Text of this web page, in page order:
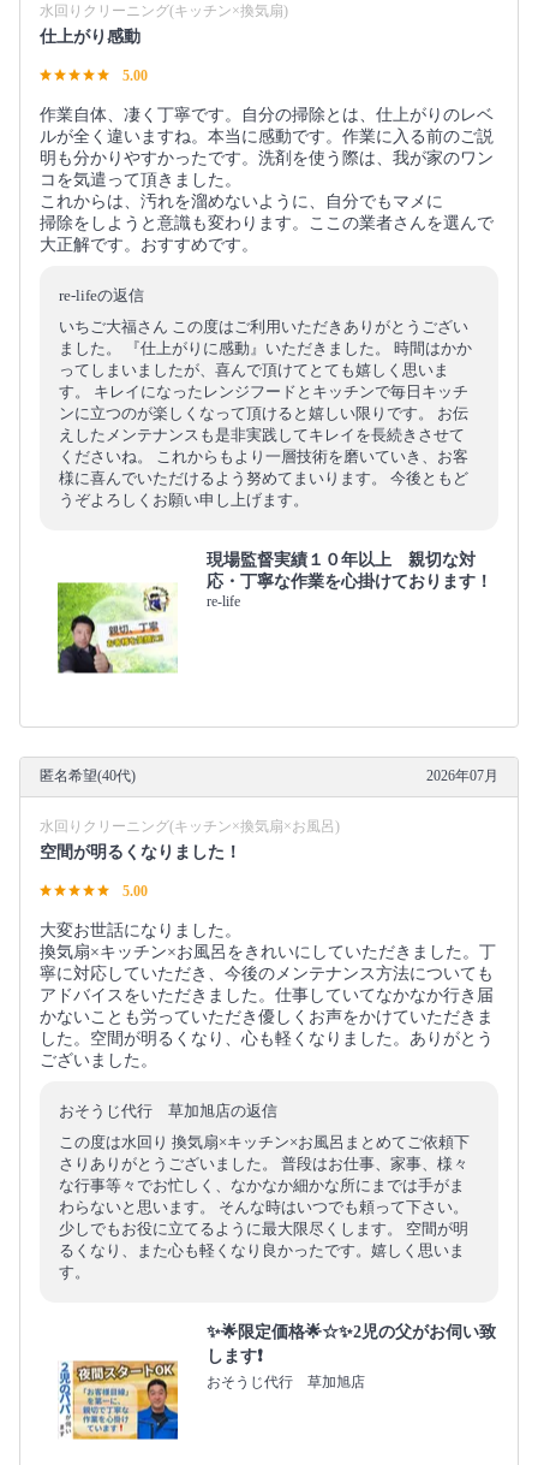
水回りクリーニング(キッチン×換気扇)
仕上がり感動
5.00
作業自体、凄く丁寧です。自分の掃除とは、仕上がりのレベ
ルが全く違いますね。本当に感動です。作業に入る前のご説
明も分かりやすかったです。洗剤を使う際は、我が家のワン
コを気遣って頂きました。
これからは、汚れを溜めないように、自分でもマメに
掃除をしようと意識も変わります。ここの業者さんを選んで
大正解です。おすすめです。
re-lifeの返信
いちご大福さん この度はご利用いただきありがとうござい
ました。 『仕上がりに感動』いただきました。 時間はかか
ってしまいましたが、喜んで頂けてとても嬉しく思いま
す。 キレイになったレンジフードとキッチンで毎日キッチ
ンに立つのが楽しくなって頂けると嬉しい限りです。 お伝
えしたメンテナンスも是非実践してキレイを長続きさせて
くださいね。 これからもより一層技術を磨いていき、お客
様に喜んでいただけるよう努めてまいります。 今後ともど
うぞよろしくお願い申し上げます。
現場監督実績１０年以上 親切な対
応・丁寧な作業を心掛けております！
re-life
匿名希望(40代) 2026年07月
水回りクリーニング(キッチン×換気扇×お風呂)
空間が明るくなりました！
5.00
大変お世話になりました。
換気扇×キッチン×お風呂をきれいにしていただきました。丁
寧に対応していただき、今後のメンテナンス方法についても
アドバイスをいただきました。仕事していてなかなか行き届
かないことも労っていただき優しくお声をかけていただきま
した。空間が明るくなり、心も軽くなりました。ありがとう
ございました。
おそうじ代行 草加旭店の返信
この度は水回り 換気扇×キッチン×お風呂まとめてご依頼下
さりありがとうございました。 普段はお仕事、家事、様々
な行事等々でお忙しく、なかなか細かな所にまでは手がま
わらないと思います。 そんな時はいつでも頼って下さい。
少しでもお役に立てるように最大限尽くします。 空間が明
るくなり、また心も軽くなり良かったです。嬉しく思いま
す。
✨🌟限定価格🌟☆✨2児の父がお伺い致
します❗️
おそうじ代行 草加旭店